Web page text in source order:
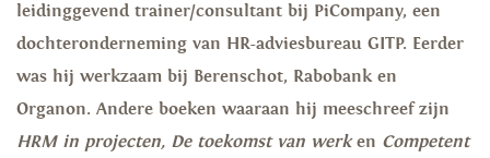
leidinggevend trainer/consultant bij PiCompany, een
dochteronderneming van HR-adviesbureau GITP. Eerder
was hij werkzaam bij Berenschot, Rabobank en
Organon. Andere boeken waaraan hij meeschreef zijn
HRM in projecten, De toekomst van werken Competent